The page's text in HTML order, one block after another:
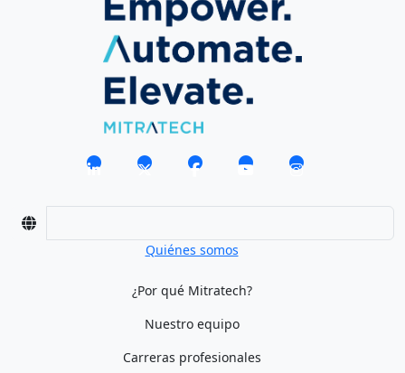
Quiénes somos
¿Por qué Mitratech?
Nuestro equipo
Carreras profesionales